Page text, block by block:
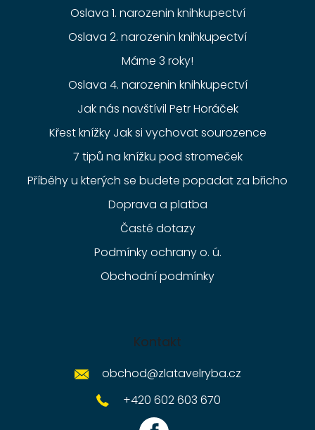
Oslava 1. narozenin knihkupectví
Oslava 2. narozenin knihkupectví
Máme 3 roky!
Oslava 4. narozenin knihkupectví
Jak nás navštívil Petr Horáček
Křest knížky Jak si vychovat sourozence
7 tipů na knížku pod stromeček
Příběhy u kterých se budete popadat za břicho
Doprava a platba
Časté dotazy
Podmínky ochrany o. ú.
Obchodní podmínky
Kontakt
obchod@zlatavelryba.cz
+420 602 603 670